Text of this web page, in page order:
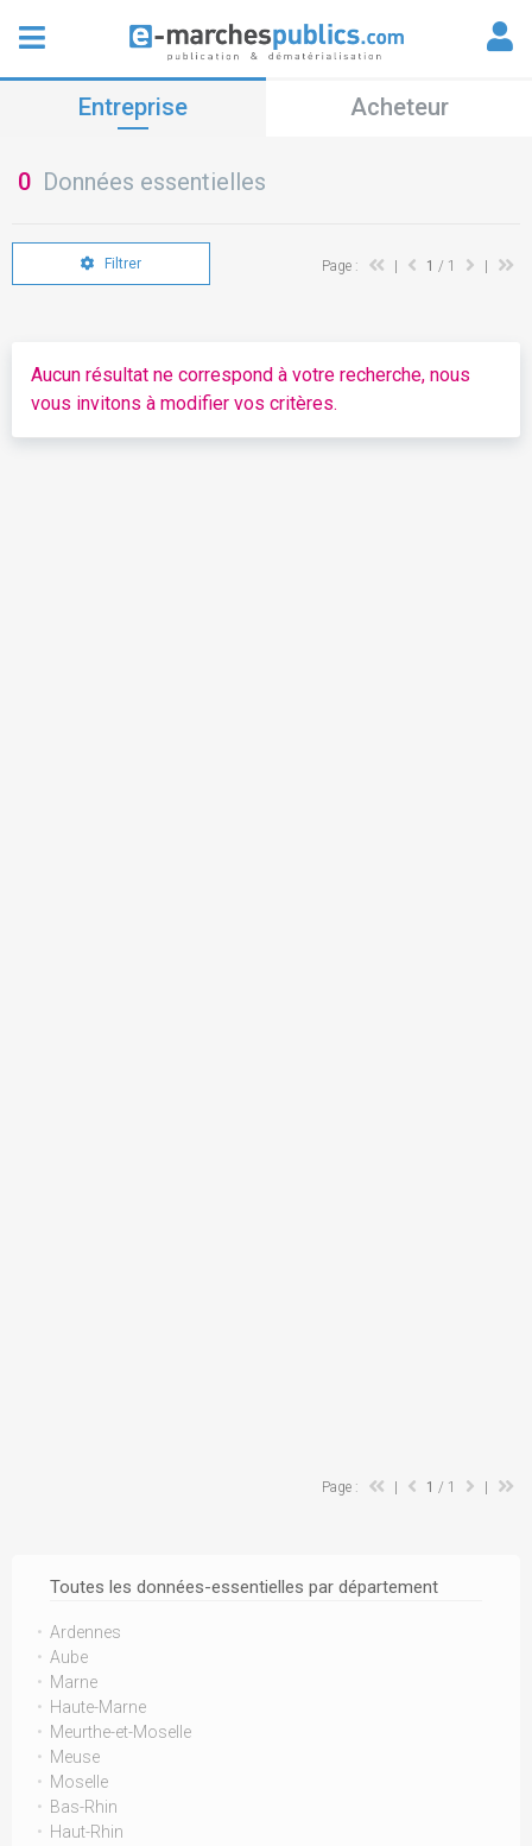
Entreprise Acheteur
0 Données essentielles
Toutes les données-essentielles par département
Ardennes
Aube
Marne
Haute-Marne
Meurthe-et-Moselle
Meuse
Moselle
Bas-Rhin
Haut-Rhin
Filtrer Page : 1 / 1
Aucun résultat ne correspond à votre recherche, nous
vous invitons à modifier vos critères.
Page : 1 / 1